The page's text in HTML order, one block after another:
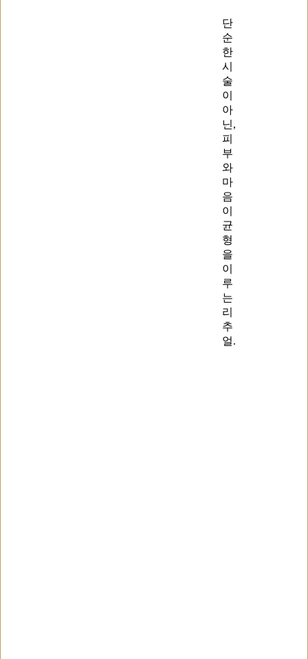
단
순
한
시
술
이
아
닌,
피
부
와
마
음
이
균
형
을
이
루
는
리
추
얼.